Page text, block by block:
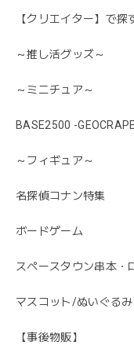
【クリエイター】で探
～推し活グッズ～
～ミニチュア～
BASE2500 -
～フィギュア～
名探偵コナン特集
ボードゲーム
スペースタウン串本・
マスコット/ぬいぐる
【事後物販】